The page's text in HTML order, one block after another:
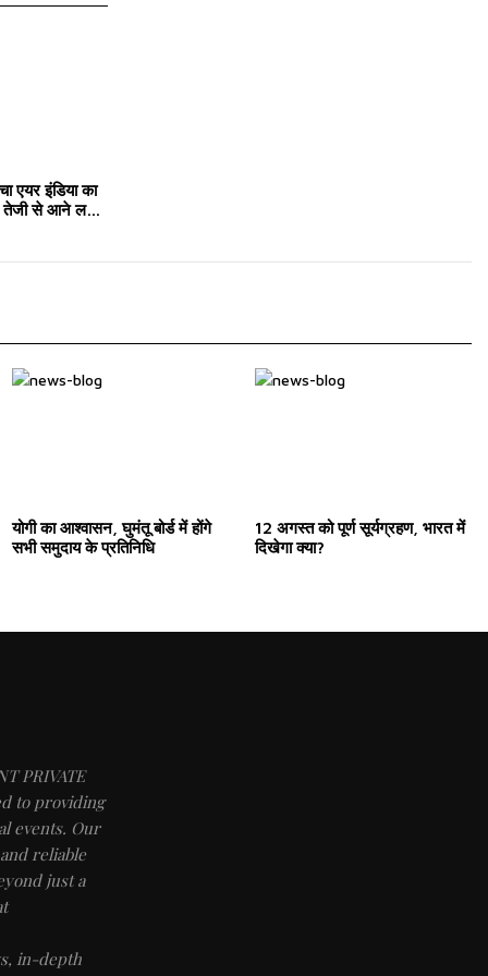
एयर इंडिया का
से आने लगा
योगी का आश्वासन, घुमंतू बोर्ड में होंगे
सभी समुदाय के प्रतिनिधि
12 अगस्त को पूर्ण सूर्यग्रहण, भारत में
दिखेगा क्या?
PRIVATE
to providing
events. Our
reliable
just a
in-depth